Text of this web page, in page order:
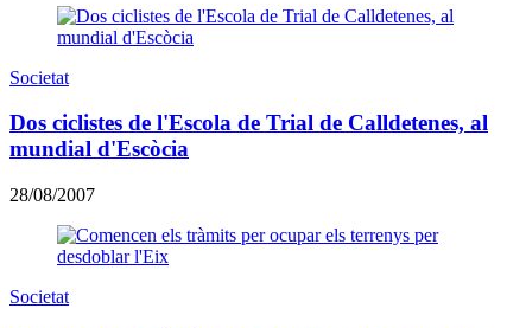
Societat
Dos ciclistes de l'Escola de Trial de Calldetenes, al
mundial d'Escòcia
28/08/2007
Societat